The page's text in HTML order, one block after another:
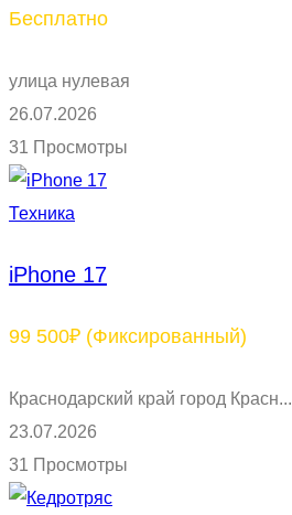
Бесплатно
улица нулевая
26.07.2026
31 Просмотры
Техника
iPhone 17
99 500₽ (Фиксированный)
Краснодарский край город Красн...
23.07.2026
31 Просмотры